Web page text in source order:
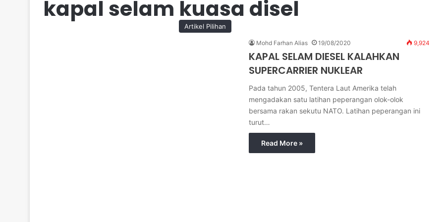
kapal selam kuasa disel
Artikel Pilihan
Mohd Farhan Alias 19/08/2020 9,924
KAPAL SELAM DIESEL KALAHKAN
SUPERCARRIER NUKLEAR
Pada tahun 2005, Tentera Laut Amerika telah
mengadakan satu latihan peperangan olok-olok
bersama rakan sekutu NATO. Latihan peperangan ini
turut…
Read More »